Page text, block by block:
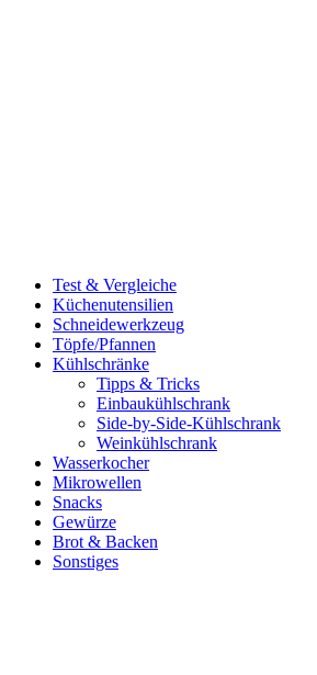
Test & Vergleiche
Küchenutensilien
Schneidewerkzeug
Töpfe/Pfannen
Kühlschränke
Tipps & Tricks
Einbaukühlschrank
Side-by-Side-Kühlschrank
Weinkühlschrank
Wasserkocher
Mikrowellen
Snacks
Gewürze
Brot & Backen
Sonstiges